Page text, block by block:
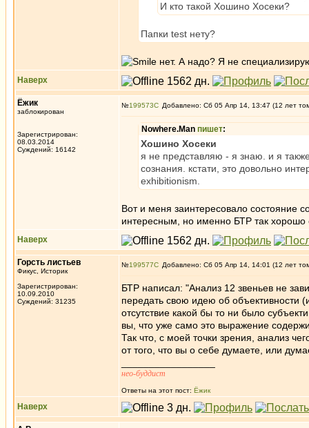
И кто такой Хошино Хосеки?
Папки test нету?
нет. А надо? Я не
Наверх
Ёжик
заблокирован
Зарегистрирован:
08.03.2014
Суждений: 16142
№199573 Добавлено: Сб 05 Апр 14, 13:47 (12 лет
Nowhere.Man пишет:
Хошино Хосеки
я не представляю - я знаю. и я
сознания. кстати, это довольно
exhibitionism.
Вот и меня заинтересовало состояние
интересным, но именно БТР так хорошо
Наверх
Горсть листьев
Фикус, Историк
Зарегистрирован:
10.09.2010
Суждений: 31235
№199577 Добавлено: Сб 05 Апр 14, 14:01 (12 лет
БТР написал: "Анализ 12 звеньев не
передать свою идею об объективности
отсутствие какой бы то ни было
вы, что уже само это выражение
Так что, с моей точки зрения, анализ
от того, что вы о себе думаете, или
нео-буддист
Ответы на этот пост: Ёжик
Наверх